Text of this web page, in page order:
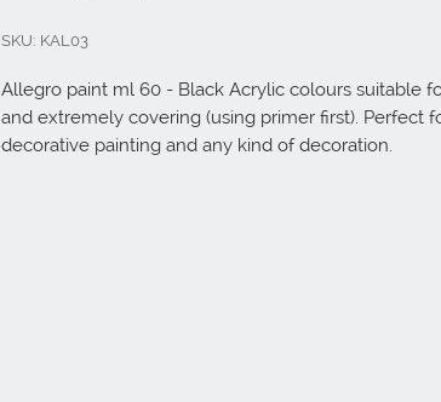
SKU: KAL03
Allegro paint ml 60 - Black Acrylic colours suitable
and extremely covering (using primer first). Perfect
decorative painting and any kind of decoration.